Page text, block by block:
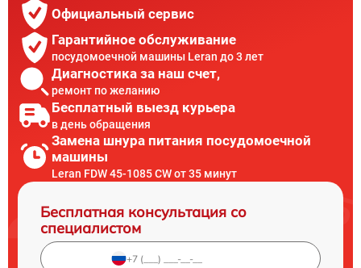
Официальный сервис
Гарантийное обслуживание
посудомоечной машины Leran до 3 лет
Диагностика за наш счет,
ремонт по желанию
Бесплатный выезд курьера
в день обращения
Замена шнура питания посудомоечной
машины
Leran FDW 45-1085 CW от 35 минут
Бесплатная консультация со
специалистом